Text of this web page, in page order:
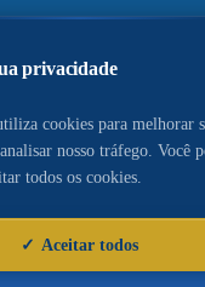
Central de
Acesso à
gestão da
da Assessoria de